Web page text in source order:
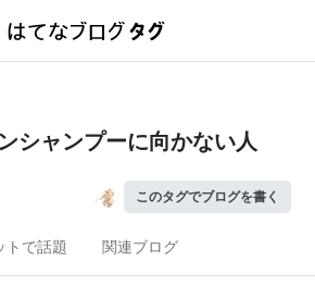
シャンプーに向かない人
このタグでブログを書く
トで話題 関連ブログ